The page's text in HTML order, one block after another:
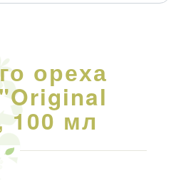
ореха
100 мл